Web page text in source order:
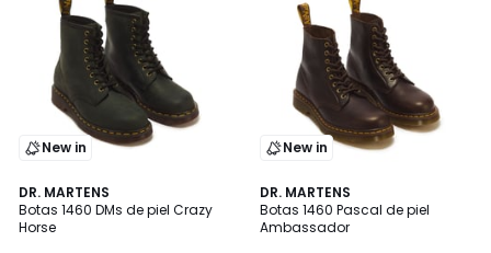
New in
DR. MARTENS
Botas 1460 DMs de piel Crazy
Horse
New in
DR. MARTENS
Botas 1460 Pascal de piel
Ambassador